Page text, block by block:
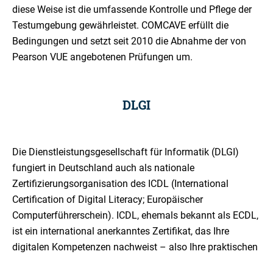
diese Weise ist die umfassende Kontrolle und Pflege der
Testumgebung gewährleistet. COMCAVE erfüllt die
Bedingungen und setzt seit 2010 die Abnahme der von
Pearson VUE angebotenen Prüfungen um.
DLGI
Die Dienstleistungsgesellschaft für Informatik (DLGI)
fungiert in Deutschland auch als nationale
Zertifizierungsorganisation des ICDL (International
Certification of Digital Literacy; Europäischer
Computerführerschein). ICDL, ehemals bekannt als ECDL,
ist ein international anerkanntes Zertifikat, das Ihre
digitalen Kompetenzen nachweist – also Ihre praktischen